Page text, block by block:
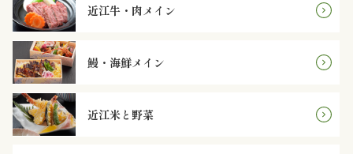
理
オ
ー
ド
近江牛・肉メイン
鰻・海鮮メイン
近江米と野菜